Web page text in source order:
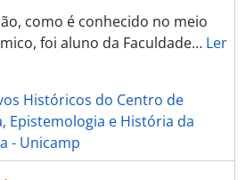
como é conhecido no meio
foi aluno da Faculdade… Ler
Históricos do Centro de
Epistemologia e História da
- Unicamp